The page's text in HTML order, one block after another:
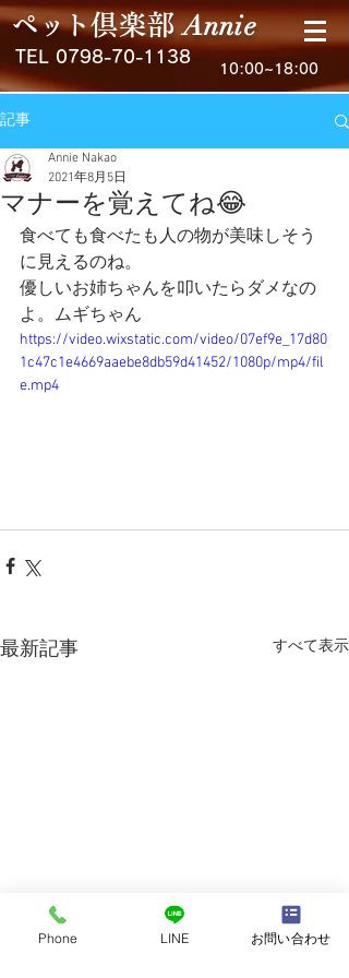
ペット倶楽部Annie
TEL 0798-70-1138
10:00~18:00
記事
マナーを覚えてね😂
Annie Nakao
2021年8月5日
食べても食べたも人の物が美味しそう
に見えるのね。
優しいお姉ちゃんを叩いたらダメなの
よ。ムギちゃん
https://video.wixstatic.com/video/07ef9e_17d80
1c47c1e4669aaebe8db59d41452/1080p/mp4/fil
e.mp4
最新記事 すべて表示
Phone LINE お問い合わせ